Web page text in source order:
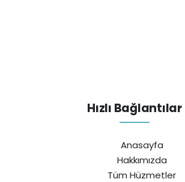
Hızlı Bağlantılar
Anasayfa
Hakkımızda
Tüm Hüzmetler